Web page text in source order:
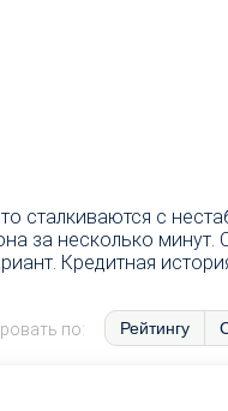
сталкиваются с
за несколько минут.
Кредитная
по: Рейтингу